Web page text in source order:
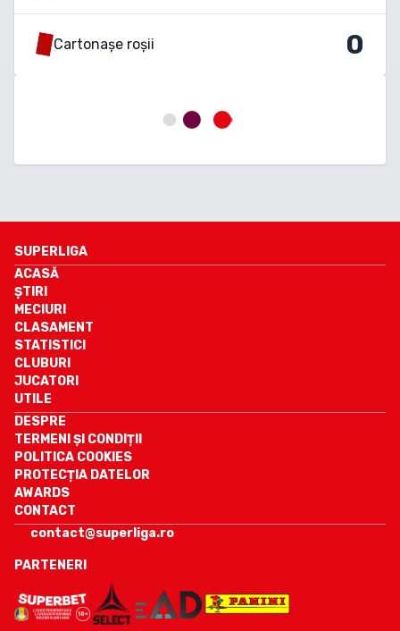
Cartonașe roșii 0
SUPERLIGA
ACASĂ
ȘTIRI
MECIURI
CLASAMENT
STATISTICI
CLUBURI
JUCATORI
UTILE
DESPRE
TERMENI ȘI CONDIȚII
POLITICA COOKIES
PROTECȚIA DATELOR
AWARDS
CONTACT
contact@superliga.ro
PARTENERI